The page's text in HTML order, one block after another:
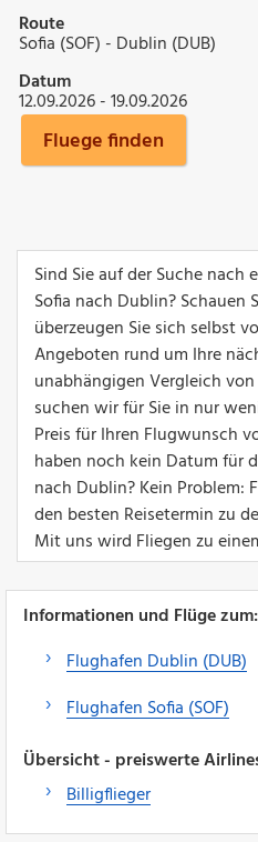
Route
Sofia (SOF) - Dublin (DUB)
Datum
12.09.2026 - 19.09.2026
Fluege finden
Sind Sie auf der Suche
Sofia nach Dublin? Schauen
überzeugen Sie sich selbst
Angeboten rund um Ihre
unabhängigen Vergleich
suchen wir für Sie in nur
Preis für Ihren Flugwunsch
haben noch kein Datum für
nach Dublin? Kein Problem:
den besten Reisetermin zu
Mit uns wird Fliegen zu
Informationen und Flüge zum:
Flughafen Dublin (DUB)
Flughafen Sofia (SOF)
Übersicht - preiswerte
Billigflieger